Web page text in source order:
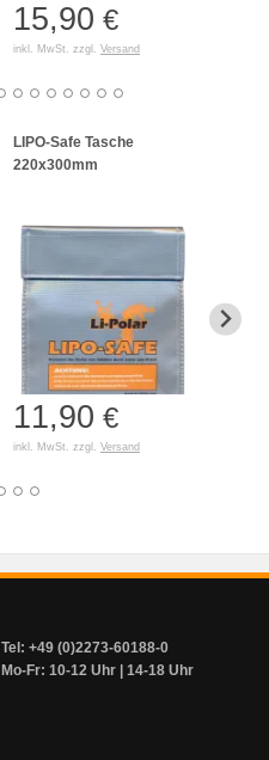
15,90 €
inkl. MwSt. zzgl. Versand
LIPO-Safe Tasche
220x300mm
11,90 €
inkl. MwSt. zzgl. Versand
Tel: +49 (0)2273-60188-0
Mo-Fr: 10-12 Uhr | 14-18 Uhr